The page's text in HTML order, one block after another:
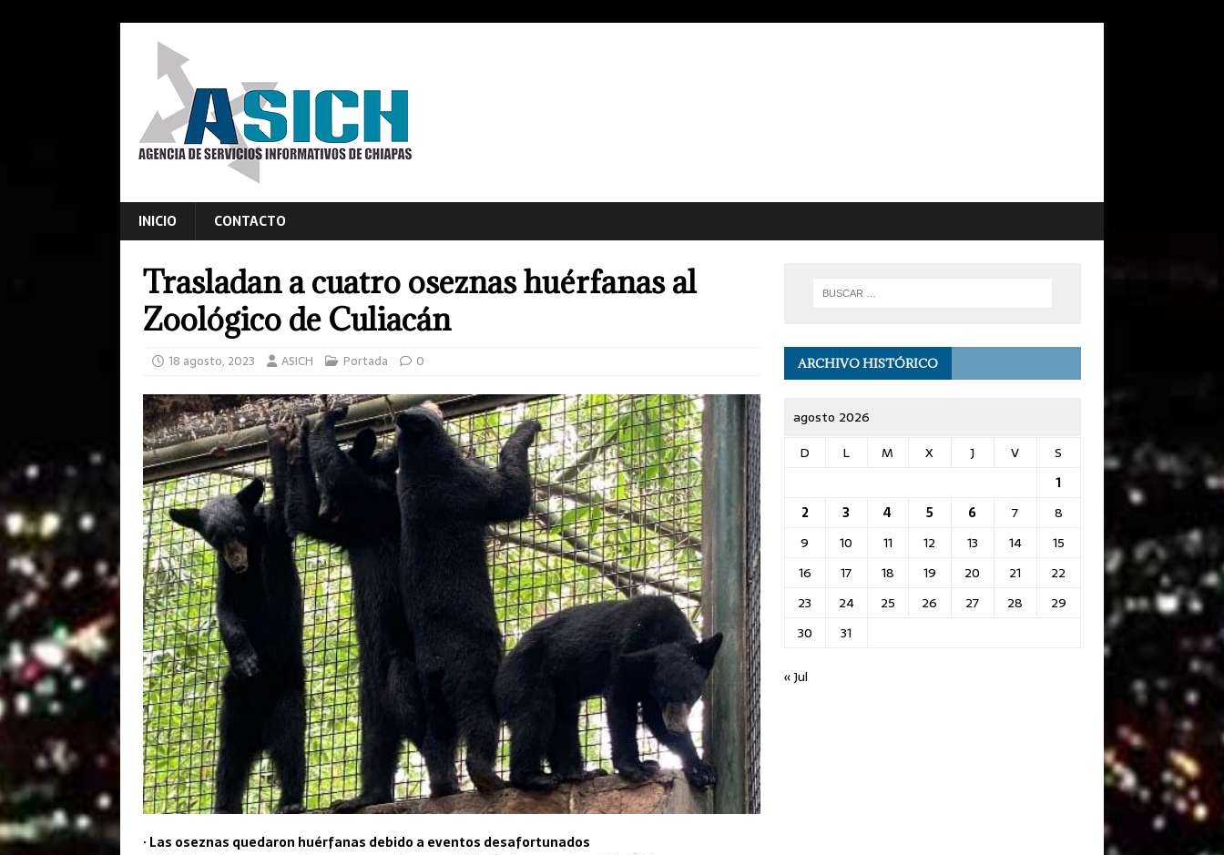
INICIO CONTACTO
Trasladan a cuatro oseznas huérfanas al
Zoológico de Culiacán
18 agosto, 2023 ASICH Portada 0
· Las oseznas quedaron huérfanas debido a eventos desafortunados
ARCHIVO HISTÓRICO
agosto 2026
D
L M X J V
S
1
2
3 4 5 6 7
8
9
10 11 12 13 14
15
16
17 18 19 20 21
22
23
24 25 26 27 28
29
30
31
« Jul